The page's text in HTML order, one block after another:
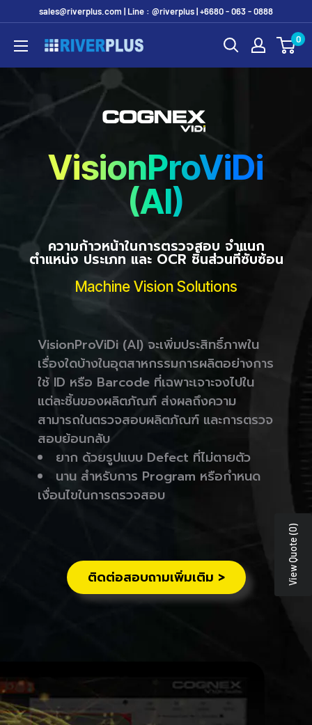
content
sales@riverplus.com | Line : @riverplus | +6680 - 063 - 0888
Riverplus 0
VisionProViDi
(AI)
ความก้าวหน้าในการตรวจสอบ จำแนก
ตำแหน่ง ประเภท และ OCR ชิ้นส่วนที่ซับซ้อน
Machine Vision Solutions
VisionProViDi (AI) จะเพิ่มประสิทธิ์ภาพใน
เรื่องใดบ้างในอุตสาหกรรมการผลิตอย่างการ
ใช้ ID หรือ Barcode ที่เฉพาะเจาะจงไปใน
แต่ละชิ้นของผลิตภัณฑ์ ส่งผลถึงความ
สามารถในตรวจสอบผลิตภัณฑ์ และการตรวจ
สอบย้อนกลับ
ยาก ด้วยรูปแบบ Defect ที่ไม่ตายตัว
นาน สำหรับการ Program หรือกำหนด
เงื่อนไขในการตรวจสอบ
ติดต่อสอบถามเพิ่มเติม > View Quote (0)